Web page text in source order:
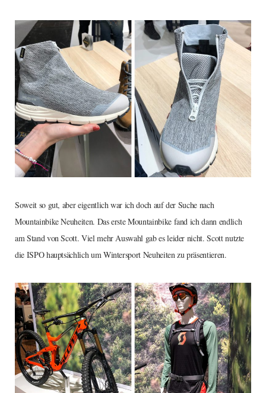
Soweit so gut, aber eigentlich war ich doch auf der Suche nach
Mountainbike Neuheiten. Das erste Mountainbike fand ich dann endlich
am Stand von Scott. Viel mehr Auswahl gab es leider nicht. Scott nutzte
die ISPO hauptsächlich um Wintersport Neuheiten zu präsentieren.